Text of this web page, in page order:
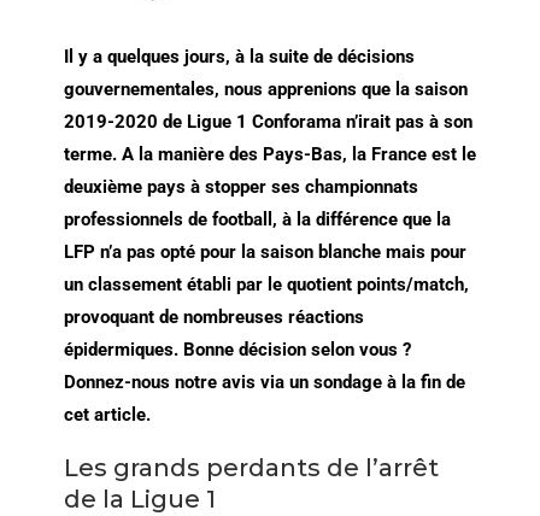
Il y a quelques jours, à la suite de décisions
gouvernementales, nous apprenions que la saison
2019-2020 de Ligue 1 Conforama n’irait pas à son
terme. A la manière des Pays-Bas, la France est le
deuxième pays à stopper ses championnats
professionnels de football, à la différence que la
LFP n’a pas opté pour la saison blanche mais pour
un classement établi par le quotient points/match,
provoquant de nombreuses réactions
épidermiques. Bonne décision selon vous ?
Donnez-nous notre avis via un sondage à la fin de
cet article.
Les grands perdants de l’arrêt
de la Ligue 1